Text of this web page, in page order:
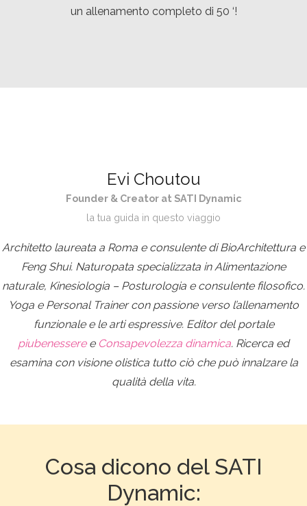
un allenamento completo di 50 ‘!
Evi Choutou
Founder & Creator at SATI Dynamic
la tua guida in questo viaggio
Architetto laureata a Roma e consulente di BioArchitettura e
Feng Shui. Naturopata specializzata in Alimentazione
naturale, Kinesiologia – Posturologia e consulente filosofico.
Yoga e Personal Trainer con passione verso l’allenamento
funzionale e le arti espressive. Editor del portale
piubenesseree Consapevolezza dinamica. Ricerca ed
esamina con visione olistica tutto ciò che può innalzare la
qualità della vita.
Cosa dicono del SATI
Dynamic: